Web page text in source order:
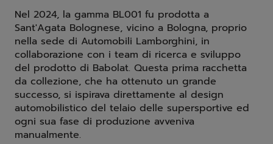
Nel 2024, la gamma BL001 fu prodotta a
Sant'Agata Bolognese, vicino a Bologna, proprio
nella sede di Automobili Lamborghini, in
collaborazione con i team di ricerca e sviluppo
del prodotto di Babolat. Questa prima racchetta
da collezione, che ha ottenuto un grande
successo, si ispirava direttamente al design
automobilistico del telaio delle supersportive ed
ogni sua fase di produzione avveniva
manualmente.